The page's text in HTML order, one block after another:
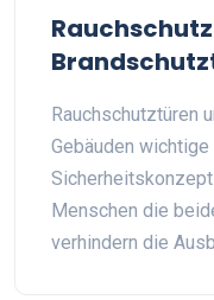
Rauchschutztüren
Gebäuden
Menschen die
verhindern die